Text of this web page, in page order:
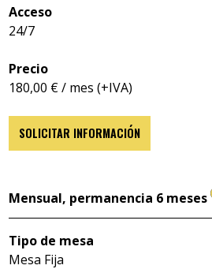
Acceso
24/7
Precio
180,00 € / mes (+IVA)
SOLICITAR INFORMACIÓN
Mensual, permanencia 6 meses
Tipo de mesa
Mesa Fija